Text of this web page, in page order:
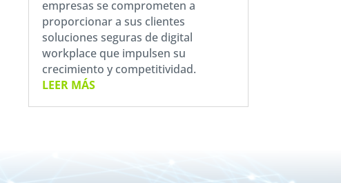
empresas se comprometen a
proporcionar a sus clientes
soluciones seguras de digital
workplace que impulsen su
crecimiento y competitividad.
LEER MÁS